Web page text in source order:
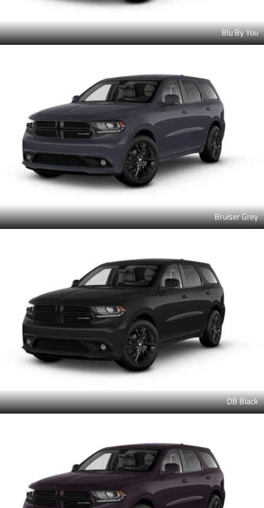
Blu By You
Bruiser Grey
DB Black